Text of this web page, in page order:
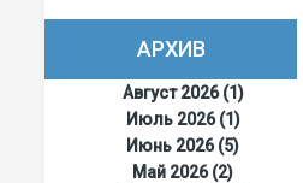
АРХИВ
Август 2026 (1)
Июль 2026 (1)
Июнь 2026 (5)
Май 2026 (2)